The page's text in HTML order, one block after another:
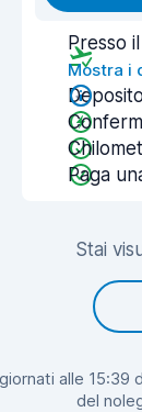
Presso
Mostra i
Paga
Stai
alle
del